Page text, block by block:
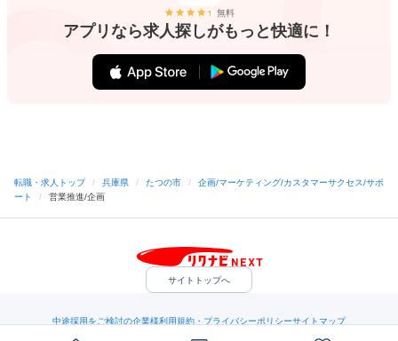
無料
アプリなら求人探しがもっと快適に！
転職・求人トップ / 兵庫県 / たつの市 /
企画/マーケティング/カスタマーサクセス/サポ
ート
/ 営業推進/企画
サイトトップへ
中途採用をご検討の企業様利用規約・プライバシーポリシーサイトマップ